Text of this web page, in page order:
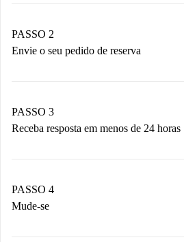
Você tem todas as informações
antecipadamente.
PASSO 2
Envie o seu pedido de reserva
Não cobramos nada até que o
PASSO 3
Receba resposta em menos de 24 horas
proprietário.
Se recusada: não cobraremos
PASSO 4
Mude-se